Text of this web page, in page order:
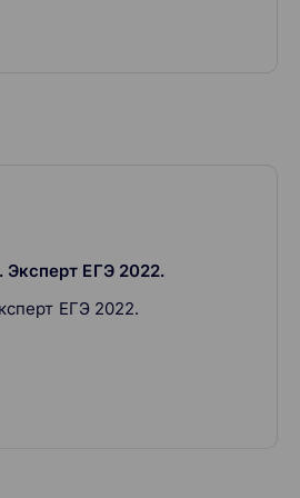
ЕГЭ 2022.
ЕГЭ 2022.